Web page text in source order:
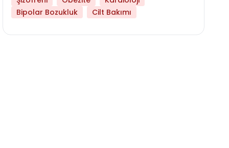
Bipolar Bozukluk
Cilt Bakımı